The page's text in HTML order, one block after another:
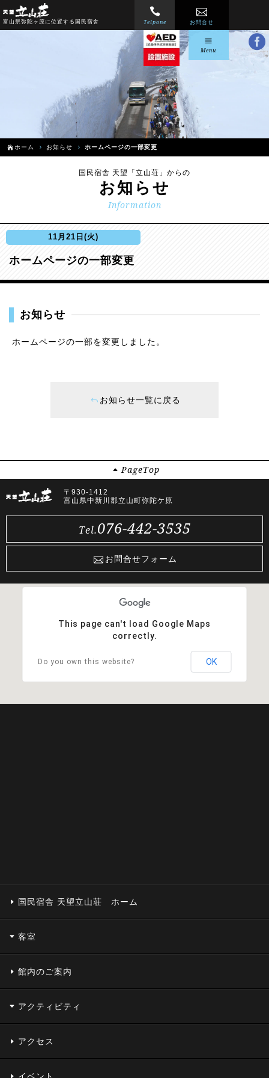
富山県弥陀ヶ原に位置する国民宿舎 Telpone お問合せ
Menu
ホーム お知らせ ホームページの一部変更
国民宿舎 天望「立山荘」からの
お知らせ
Information
11月21日(火)
ホームページの一部変更
お知らせ
ホームページの一部を変更しました。
お知らせ一覧に戻る
PageTop
〒930-1412
富山県中新川郡立山町弥陀ケ原
Tel.076-442-3535
お問合せフォーム
This page can't load Google Maps
correctly.
Do you own this website? OK
国民宿舎 天望立山荘 ホーム
客室
館内のご案内
アクティビティ
アクセス